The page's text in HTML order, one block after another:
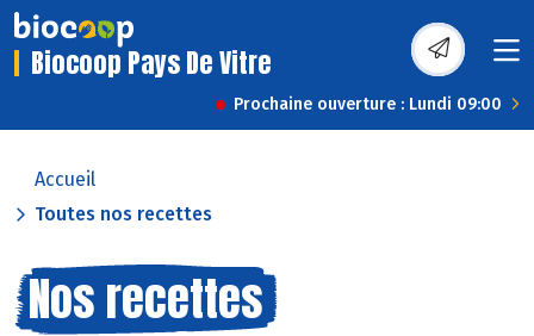
Biocoop Pays De Vitre
Prochaine ouverture : Lundi 09:00
Accueil
Toutes nos recettes
Nos recettes